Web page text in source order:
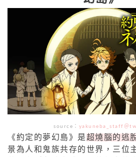
source： yakuneba_staff＠
《約定的夢幻島》是超燒腦的逃
景為人和鬼族共存的世界，三位